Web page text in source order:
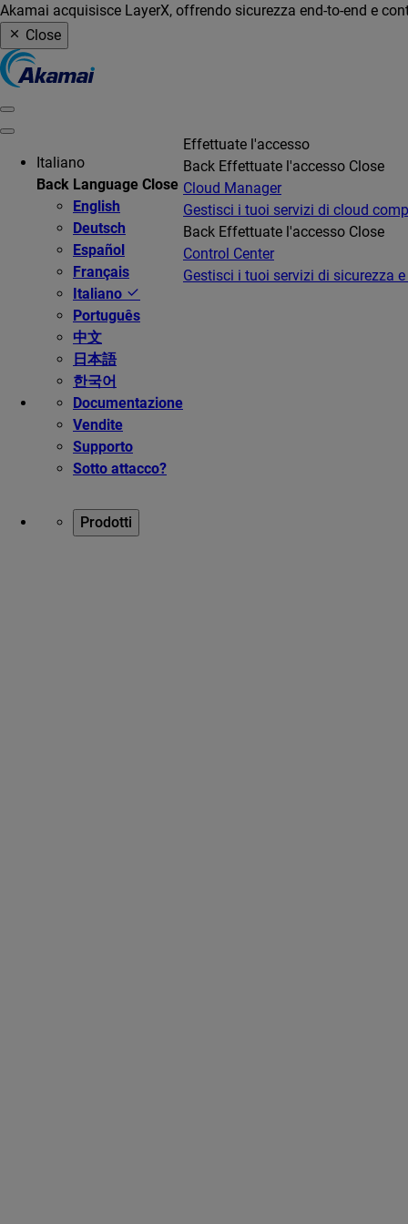
Akamai acquisisce LayerX, offrendo sicurezza end-to-end e
Close
Italiano
Back Language Close
English
Deutsch
Español
Français
Italiano
Português
中文
日本語
한국어
Documentazione
Vendite
Supporto
Sotto attacco?
Effettuate l'accesso
Back Effettuate l'accesso Close
Cloud Manager
Gestisci i tuoi servizi di cloud
Back Effettuate l'accesso Close
Control Center
Gestisci i tuoi servizi di sicurezza
Prodotti